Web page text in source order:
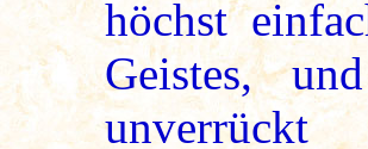
höchst
Geistes,